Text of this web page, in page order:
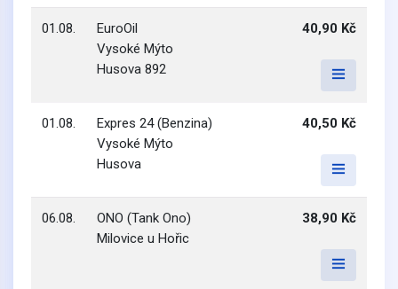
01.08.
EuroOil
Vysoké Mýto
Husova 892
40,90 Kč
01.08.
Expres 24 (Benzina)
Vysoké Mýto
Husova
40,50 Kč
06.08.
ONO (Tank Ono)
Milovice u Hořic
38,90 Kč